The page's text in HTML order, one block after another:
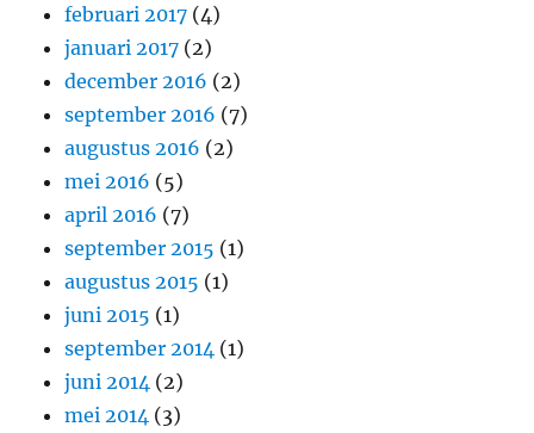
februari 2017 (4)
januari 2017 (2)
december 2016 (2)
september 2016 (7)
augustus 2016 (2)
mei 2016 (5)
april 2016 (7)
september 2015 (1)
augustus 2015 (1)
juni 2015 (1)
september 2014 (1)
juni 2014 (2)
mei 2014 (3)